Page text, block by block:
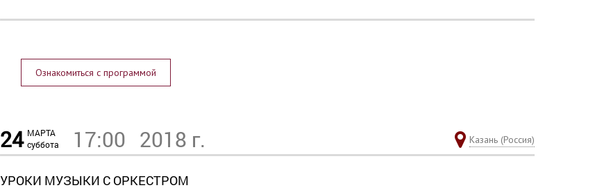
Ознакомиться с программой
24 МАРТА
суббота
17:00 2018 г. Казань (Россия)
УРОКИ МУЗЫКИ С ОРКЕСТРОМ